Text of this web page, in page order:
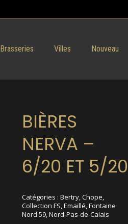
Brasseries Villes Nouveau
BIÈRES
NERVA –
6/20 ET 5/20
Catégories : Bertry,Chope,
Collection FS,Emaillé,Fontaine
Nord 59,Nord-Pas-de-Calais